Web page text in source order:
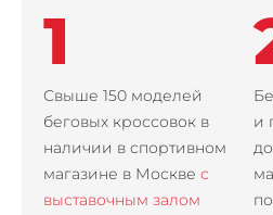
1
Свыше 150 моделей
беговых кроссовок в
наличии в спортивном
магазине в Москве с
выставочным залом
и